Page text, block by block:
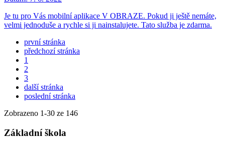
Je tu pro Vás mobilní aplikace V OBRAZE. Pokud ji ještě nemáte,
velmi jednoduše a rychle si ji nainstalujete. Tato služba je zdarma.
první stránka
předchozí stránka
1
2
3
další stránka
poslední stránka
Zobrazeno 1-30 ze 146
Základní škola